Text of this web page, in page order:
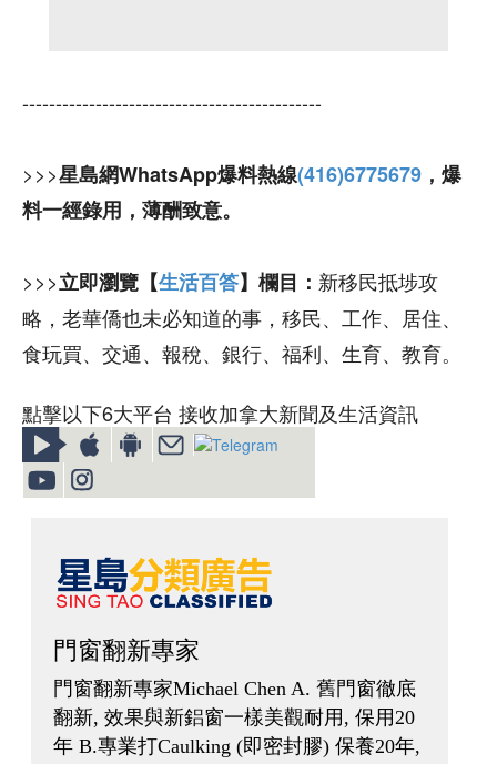
---------------------------------------------
>>>星島網WhatsApp爆料熱線(416)6775679 ，爆
料一經錄用，薄酬致意。
>>>立即瀏覽【生活百答】欄目： 新移民抵埗攻
略，老華僑也未必知道的事，移民、工作、居住、
食玩買、交通、報稅、銀行、福利、生育、教育。
點擊以下6大平台 接收加拿大新聞及生活資訊